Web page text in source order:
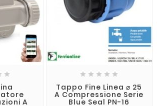

A
    
Tappo Fine Linea ⌀ 25
A Compressione Serie
Blue Seal PN-16